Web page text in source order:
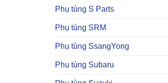
Phụ tùng S Parts
Phụ tùng SRM
Phụ tùng SsangYong
Phụ tùng Subaru